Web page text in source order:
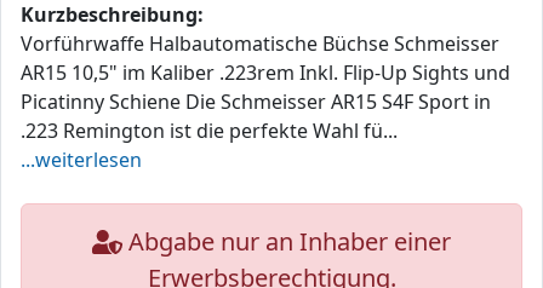
Kurzbeschreibung:
Vorführwaffe Halbautomatische Büchse Schmeisser
AR15 10,5" im Kaliber .223rem Inkl. Flip-Up Sights und
Picatinny Schiene Die Schmeisser AR15 S4F Sport in
.223 Remington ist die perfekte Wahl fü...
...weiterlesen
Abgabe nur an Inhaber einer
Erwerbsberechtigung.